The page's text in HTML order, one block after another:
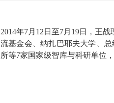
2014年7月12日至7月19日，王
流基金会、纳扎巴耶夫大学、
所等7家国家级智库与科研单位